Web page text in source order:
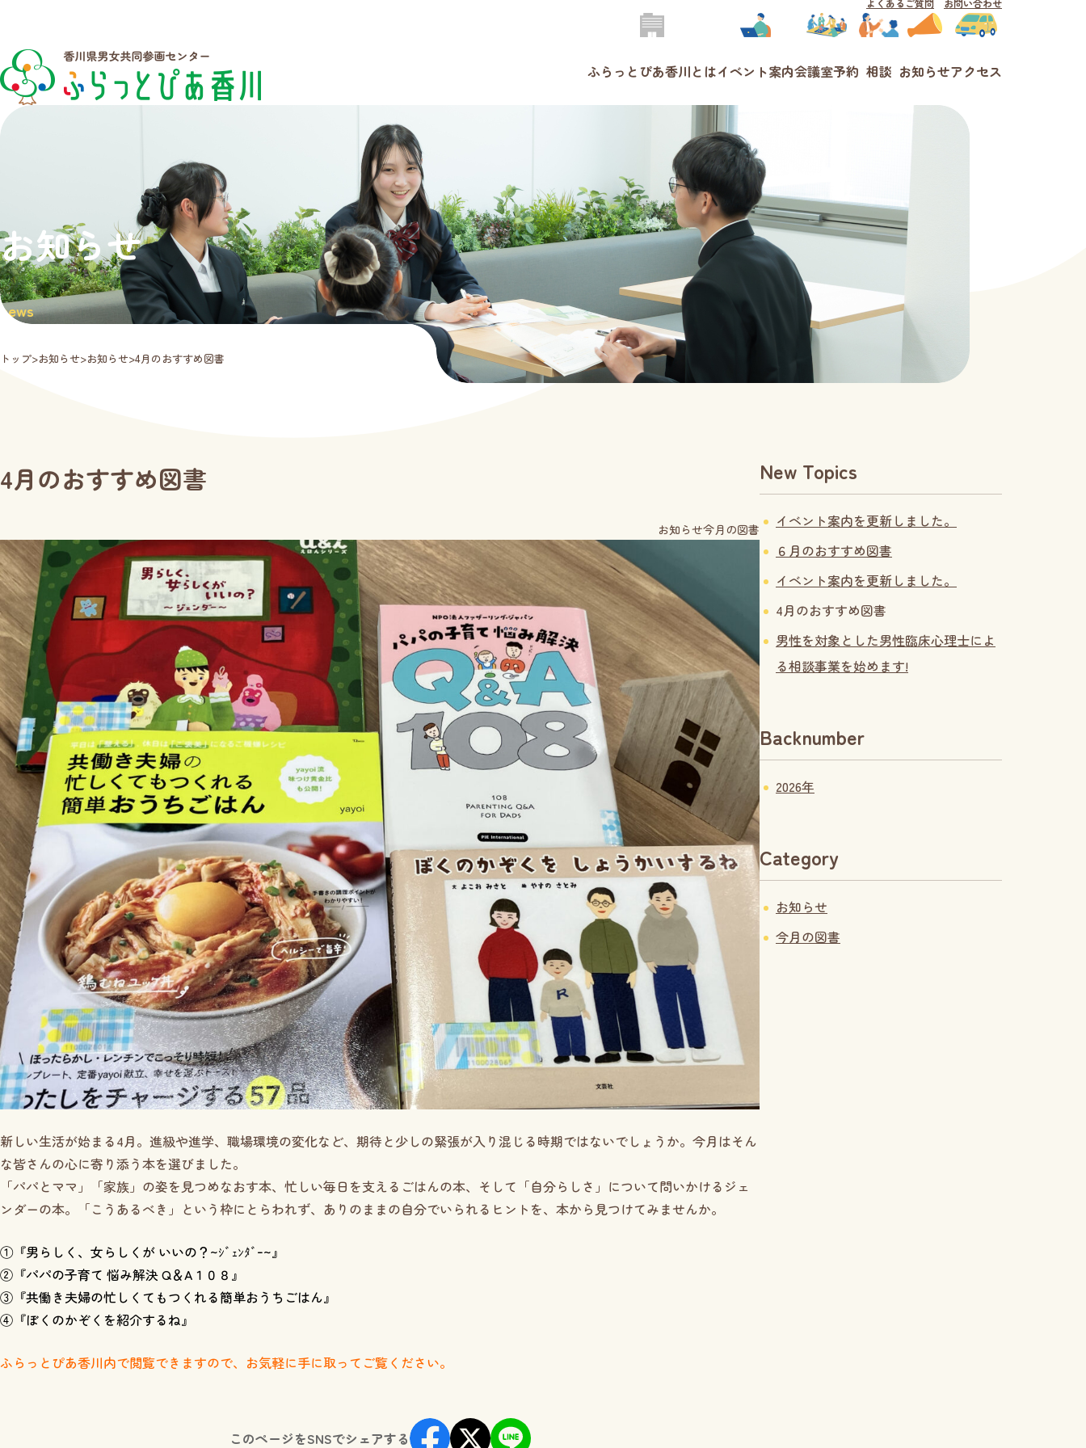
ふらっとぴあ香川とはイベント案内会議室予約 相談 お知らせアクセス
よくあるご質問 お問い合わせ
お知らせ
news
トップ お知らせ お知らせ 4月のおすすめ図書
4月のおすすめ図書
お知らせ今月の図書
新しい生活が始まる4月。進級や進学、職場環境の変化など、期待と少しの緊張が入り混じる時期ではないでしょうか。今月はそん
な皆さんの心に寄り添う本を選びました。
「パパとママ」「家族」の姿を見つめなおす本、忙しい毎日を支えるごはんの本、そして「自分らしさ」について問いかけるジェ
ンダーの本。「こうあるべき」という枠にとらわれず、ありのままの自分でいられるヒントを、本から見つけてみませんか。
①『男らしく、女らしくが いいの？~ｼﾞｪﾝﾀﾞｰ~』
②『パパの子育て 悩み解決 Q＆A１０８』
③『共働き夫婦の忙しくてもつくれる簡単おうちごはん』
④『ぼくのかぞくを紹介するね』
ふらっとぴあ香川内で閲覧できますので、お気軽に手に取ってご覧ください。
このページをSNSでシェアする
New Topics
イベント案内を更新しました。
６月のおすすめ図書
イベント案内を更新しました。
4月のおすすめ図書
男性を対象とした男性臨床心理士によ
る相談事業を始めます!
Backnumber
2026年
Category
お知らせ
今月の図書